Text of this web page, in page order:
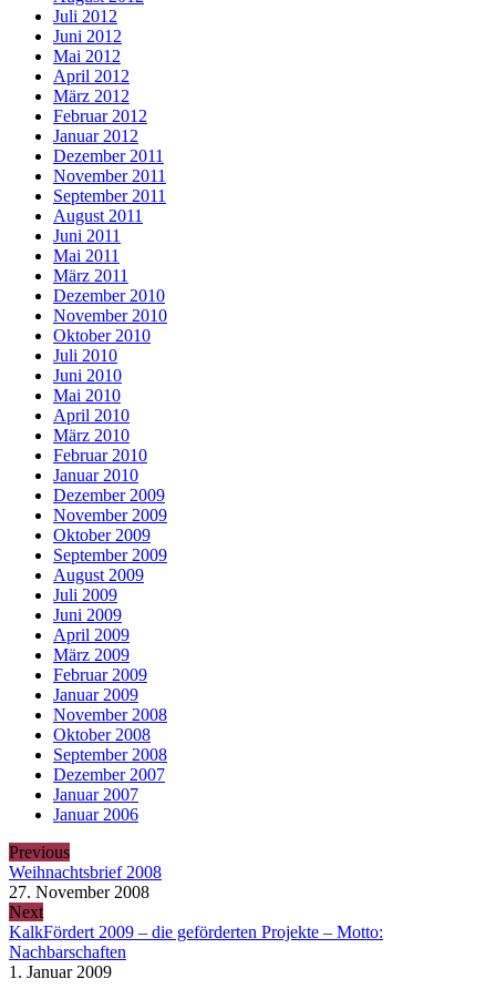
Juli 2012
Juni 2012
Mai 2012
April 2012
März 2012
Februar 2012
Januar 2012
Dezember 2011
November 2011
September 2011
August 2011
Juni 2011
Mai 2011
März 2011
Dezember 2010
November 2010
Oktober 2010
Juli 2010
Juni 2010
Mai 2010
April 2010
März 2010
Februar 2010
Januar 2010
Dezember 2009
November 2009
Oktober 2009
September 2009
August 2009
Juli 2009
Juni 2009
April 2009
März 2009
Februar 2009
Januar 2009
November 2008
Oktober 2008
September 2008
Dezember 2007
Januar 2007
Januar 2006
Previous
Weihnachtsbrief 2008
27. November 2008
Next
KalkFördert 2009 – die geförderten Projekte – Motto:
Nachbarschaften
1. Januar 2009